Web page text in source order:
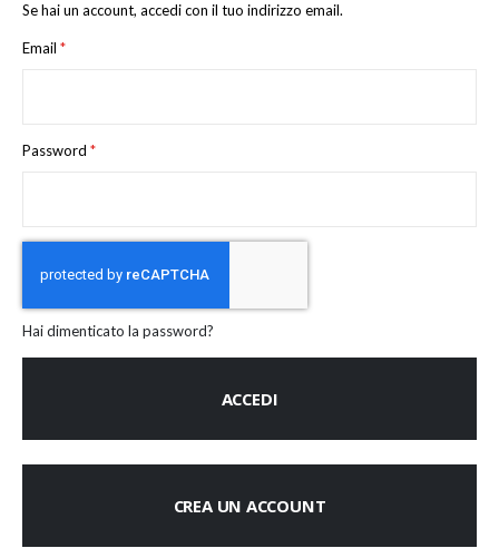
Se hai un account, accedi con il tuo indirizzo email.
Email
Password
Hai dimenticato la password?
ACCEDI
CREA UN ACCOUNT